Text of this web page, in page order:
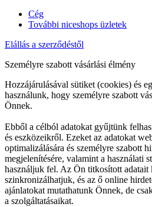
Cég
További niceshops üzletek
Elállás a szerződéstől
Személyre szabott vásárlási élmény
Hozzájárulásával sütiket (cookies) és
használunk, hogy személyre szabott
Önnek.
Ebből a célból adatokat gyűjtünk
és eszközeikről. Ezeket az adatokat
optimalizálására és személyre szabott
megjelenítésére, valamint a használati
használjuk fel. Az Ön titkosított adatait
szinkronizálhatjuk, és az ő online
ajánlatokat mutathatunk Önnek, de
a szolgáltatásaikat.